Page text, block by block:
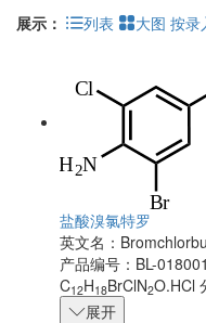
展示：
列表 大图 按录
盐酸溴氯特罗
英文名：
产品编号：BL-018001
C12H18BrClN2O.HCl
展开